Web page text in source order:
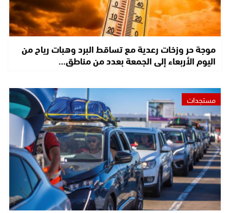
موجة حر وزخات رعدية مع تساقط البرد وهبات رياح من
اليوم الأربعاء إلى الجمعة بعدد من مناطق…
مستجدات